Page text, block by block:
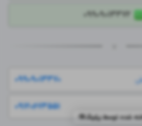
۰۹۹۰۹۰۱۳۳۷۲
۰۹۹۰۹۰۱۳۳۷۰
۰۹۱۲۰۶۷۳۵۵۱
شده توسط